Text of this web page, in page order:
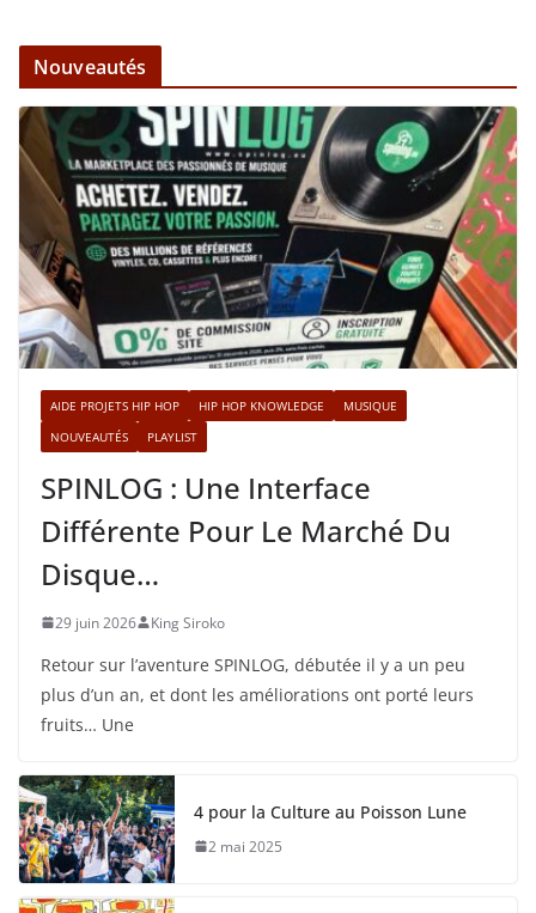
Nouveautés
AIDE PROJETS HIP HOP HIP HOP KNOWLEDGE
MUSIQUE
NOUVEAUTÉS
PLAYLIST
SPINLOG : Une Interface
Différente Pour Le Marché Du
Disque…
29 juin 2026 King Siroko
Retour sur l’aventure SPINLOG, débutée il y a un peu
plus d’un an, et dont les améliorations ont porté leurs
fruits… Une
4 pour la Culture au Poisson Lune
2 mai 2025